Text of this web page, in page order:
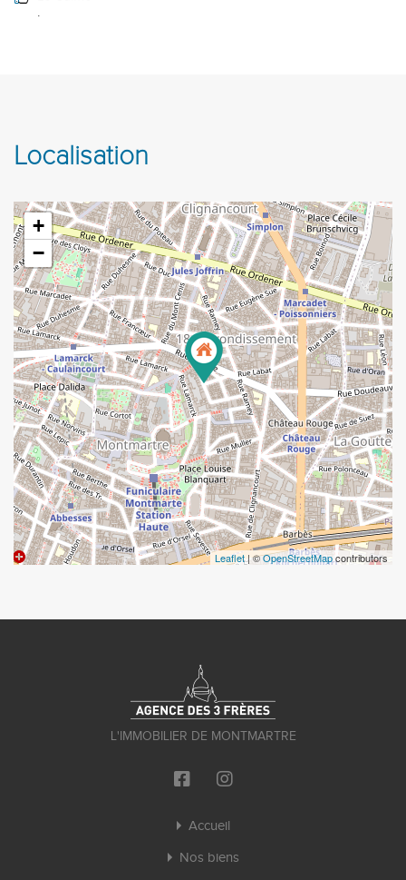
Localisation
+
−
Leaflet| ©OpenStreetMapcontributors
L'IMMOBILIER DE MONTMARTRE
Accueil
Nos biens